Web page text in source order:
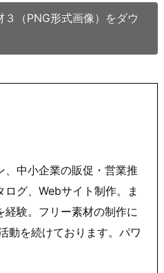
（PNG形式画像）をダウ
、中小企業の販促・営業推
グ、Webサイト制作。ま
験。フリー素材の制作に
動を続けております。パワ